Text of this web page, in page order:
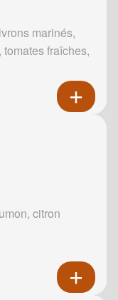
marinés,
fraîches,
citron